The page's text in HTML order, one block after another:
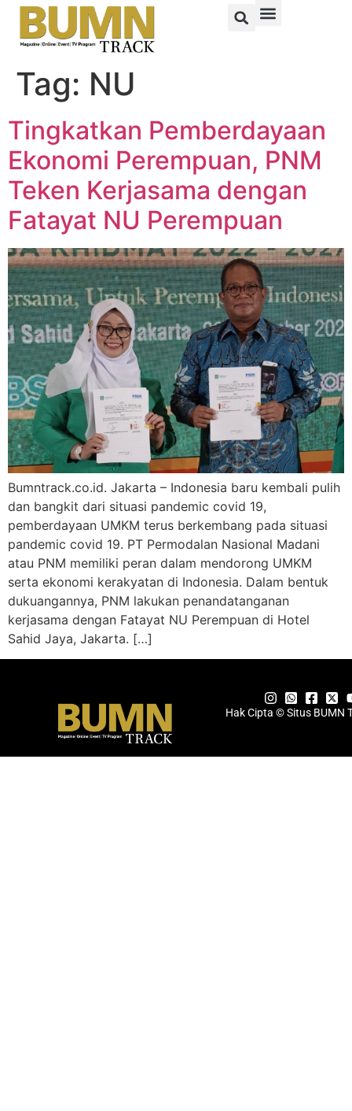
Tag: NU
Tingkatkan Pemberdayaan
Ekonomi Perempuan, PNM
Teken Kerjasama dengan
Fatayat NU Perempuan
Bumntrack.co.id. Jakarta – Indonesia baru kembali pulih
dan bangkit dari situasi pandemic covid 19,
pemberdayaan UMKM terus berkembang pada situasi
pandemic covid 19. PT Permodalan Nasional Madani
atau PNM memiliki peran dalam mendorong UMKM
serta ekonomi kerakyatan di Indonesia. Dalam bentuk
dukuangannya, PNM lakukan penandatanganan
kerjasama dengan Fatayat NU Perempuan di Hotel
Sahid Jaya, Jakarta. […]
Hak Cipta © Situs BUMN